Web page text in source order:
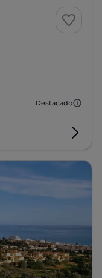
Destacado